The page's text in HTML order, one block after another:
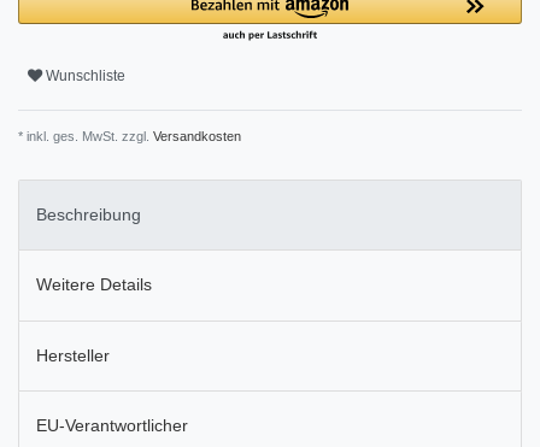
Wunschliste
* inkl. ges. MwSt. zzgl. Versandkosten
Beschreibung
Weitere Details
Hersteller
EU-Verantwortlicher